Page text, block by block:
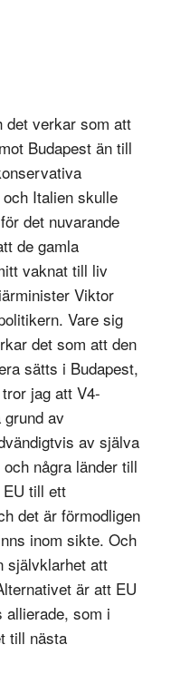
det verkar som att
Budapest än till
Italien skulle
det nuvarande
de gamla
vaknat till liv
Viktor
Vare sig
det som att den
sätts i Budapest,
jag att V4-
av
av själva
några länder till
till ett
det är förmodligen
inom sikte. Och
självklarhet att
är att EU
allierade, som i
till nästa